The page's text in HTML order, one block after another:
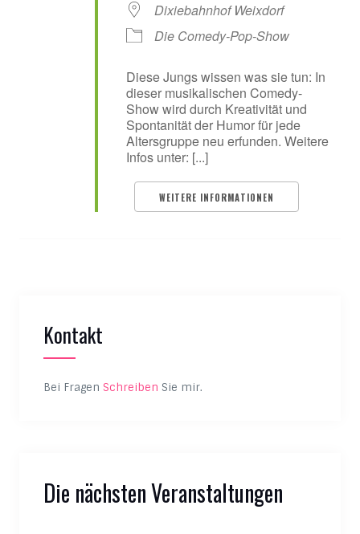
Dixiebahnhof Weixdorf
Die Comedy-Pop-Show
Diese Jungs wissen was sie tun: In
dieser musikalischen Comedy-
Show wird durch Kreativität und
Spontanität der Humor für jede
Altersgruppe neu erfunden. Weitere
Infos unter: [...]
WEITERE INFORMATIONEN
Kontakt
Bei Fragen Schreiben Sie mir.
Die nächsten Veranstaltungen